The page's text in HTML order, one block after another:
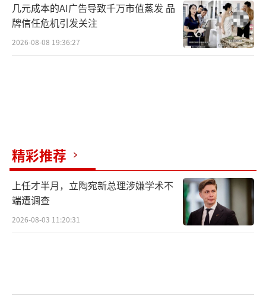
几元成本的AI广告导致千万市值蒸发 品
牌信任危机引发关注
2026-08-08 19:36:27
精彩推荐
上任才半月，立陶宛新总理涉嫌学术不
端遭调查
2026-08-03 11:20:31